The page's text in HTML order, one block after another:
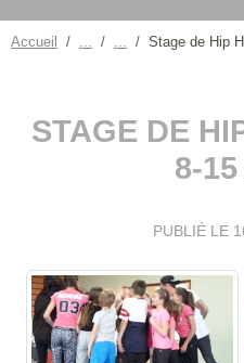
Accueil Stage de Hip
STAGE DE
8-
PUBLIÉ LE